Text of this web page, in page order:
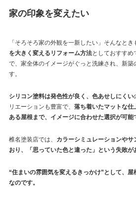
家の印象を変えたい
「そろそろ家の外観を一新したい」そんなとき
を大きく変えるリフォーム方法としておすすめ
で、家全体のイメージがぐっと洗練され、新築
す。
シリコン塗料は発色性が良く、色あせしにくい
リエーションも豊富で、 落ち着いたマットな仕
ある屋根まで、イメージに合わせた選択が可能
椎名塗装店では、 カラーシミュレーションや
おり、「思っていた色と違った」という失敗が
“住まいの雰囲気を変えるきっかけ”として、
なのです。